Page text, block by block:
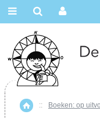
Home
:: Boeken: op